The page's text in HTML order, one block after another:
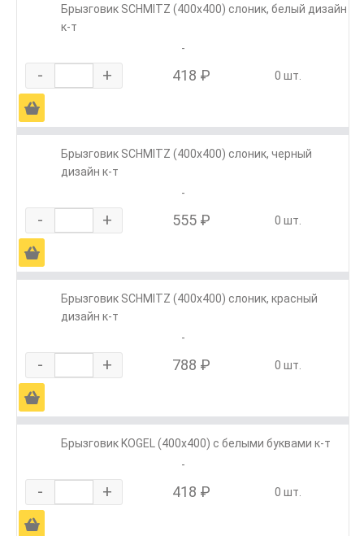
Брызговик SCHMITZ (400х400) слоник, белый дизайн
к-т
-
- + 418 ₽ 0 шт.
Ä
Брызговик SCHMITZ (400х400) слоник, черный
дизайн к-т
-
- + 555 ₽ 0 шт.
Ä
Брызговик SCHMITZ (400х400) слоник, красный
дизайн к-т
-
- + 788 ₽ 0 шт.
Ä
Брызговик KOGEL (400х400) с белыми буквами к-т
-
- + 418 ₽ 0 шт.
Ä